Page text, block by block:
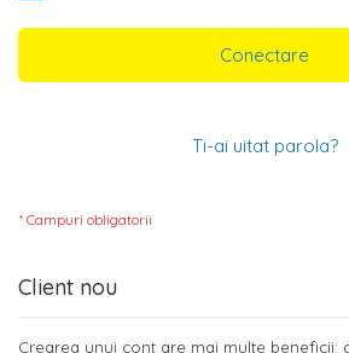
Conectare
Ti-ai uitat parola?
Client nou
Crearea unui cont are mai multe beneficii: